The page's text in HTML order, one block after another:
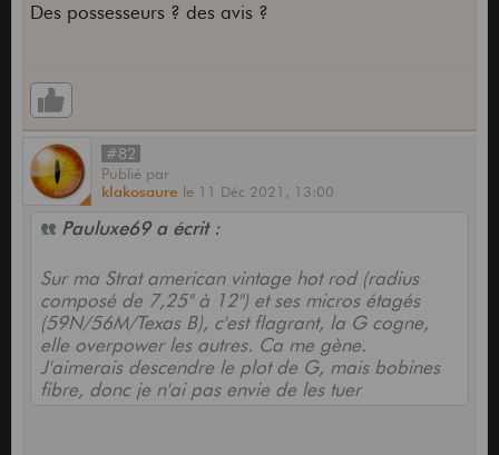
Des possesseurs ? des avis ?
#82
Publié par
klakosaure le 11 Déc 2021, 13:00
Pauluxe69 a écrit :
Sur ma Strat american vintage hot rod (radius
composé de 7,25" à 12") et ses micros étagés
(59N/56M/Texas B), c'est flagrant, la G cogne,
elle overpower les autres. Ca me gène.
J'aimerais descendre le plot de G, mais bobines
fibre, donc je n'ai pas envie de les tuer